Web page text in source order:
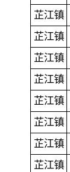
芷江镇
芷江镇
芷江镇
芷江镇
芷江镇
芷江镇
芷江镇
芷江镇